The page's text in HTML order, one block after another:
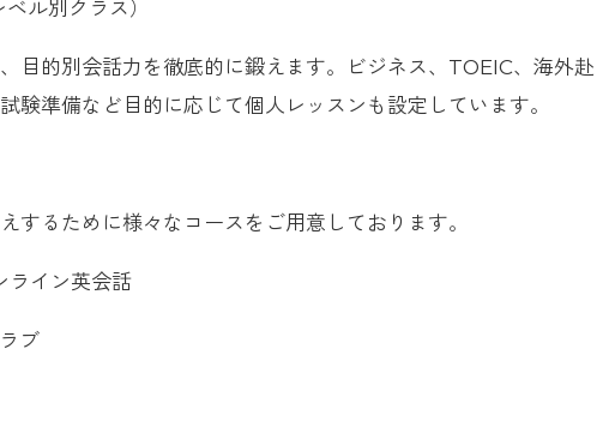
ル別クラス）
目的別会話力を徹底的に鍛えます。ビジネス、TOEIC、海外赴
験準備など目的に応じて個人レッスンも設定しています。
するために様々なコースをご用意しております。
イン英会話
ブ